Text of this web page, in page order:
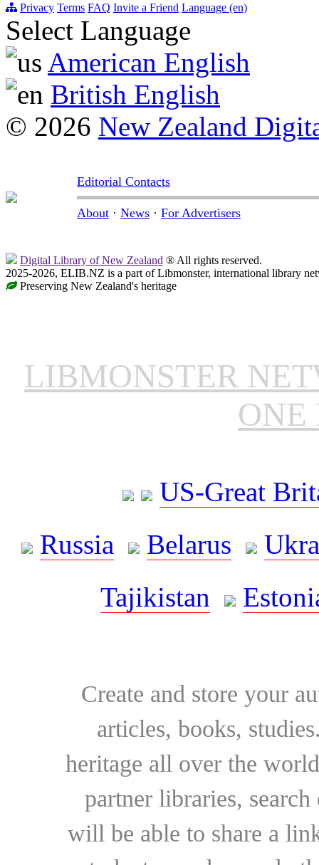
Privacy Terms FAQ Invite a Friend Language (en)
Select Language
American English
British English
© 2026 New Zealand
Editorial Contacts
About · News · For Advertisers
Digital Library of New Zealand ® All rights reserved.
2025-2026, ELIB.NZ is a part of Libmonster, international library
Preserving New Zealand's heritage
LIBMONSTER
ONE
US-Great
Russia
Belarus
Tajikistan
Create and store your
articles, books,
heritage all over the
partner libraries,
will be able to share a